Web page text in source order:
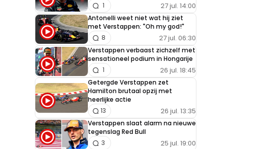
27 jul. 14:00
1
Antonelli weet niet wat hij ziet
met Verstappen: "Oh my god!"
27 jul. 06:30
8
Verstappen verbaast zichzelf met
sensationeel podium in Hongarije
26 jul. 18:45
1
Getergde Verstappen zet
Hamilton brutaal opzij met
heerlijke actie
26 jul. 13:35
13
Verstappen slaat alarm na nieuwe
tegenslag Red Bull
25 jul. 19:00
3